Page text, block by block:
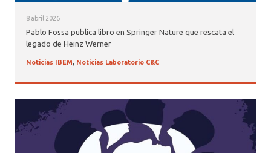
8 abril 2026
Pablo Fossa publica libro en Springer Nature que rescata el
legado de Heinz Werner
Noticias IBEM, Noticias Laboratorio C&C